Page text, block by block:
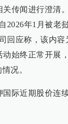
传闻进行澄清
2026年1月被老
回应称，该内
始终正常开展
况。
际近期股价连